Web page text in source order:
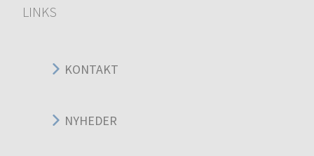
LINKS
KONTAKT
NYHEDER